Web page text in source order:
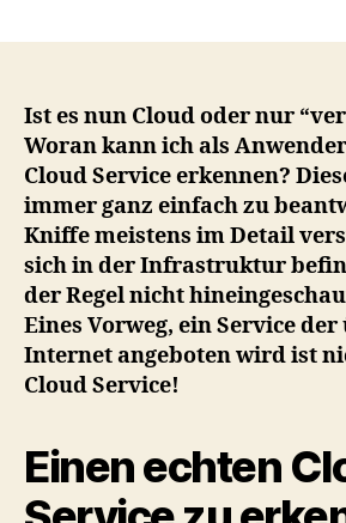
Ist es nun Cloud oder nur
Woran kann ich als
Cloud Service erkennen?
immer ganz einfach zu
Kniffe meistens im Detail
sich in der Infrastruktur
der Regel nicht
Eines Vorweg, ein Service der
Internet angeboten wird ist
Cloud Service!
Einen echten